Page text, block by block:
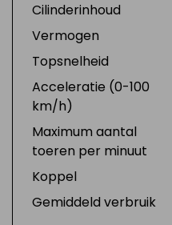
Cilinderinhoud
Vermogen
Topsnelheid
Acceleratie (0-100
km/h)
Maximum aantal
toeren per minuut
Koppel
Gemiddeld verbruik